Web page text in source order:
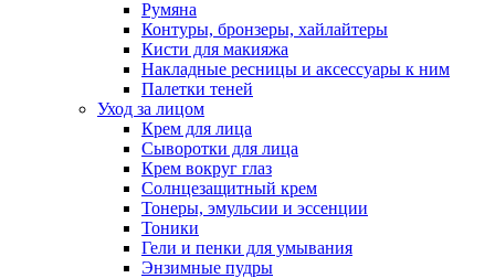
Румяна
Контуры, бронзеры, хайлайтеры
Кисти для макияжа
Накладные ресницы и аксессуары к ним
Палетки теней
Уход за лицом
Крем для лица
Сыворотки для лица
Крем вокруг глаз
Солнцезащитный крем
Тонеры, эмульсии и эссенции
Тоники
Гели и пенки для умывания
Энзимные пудры